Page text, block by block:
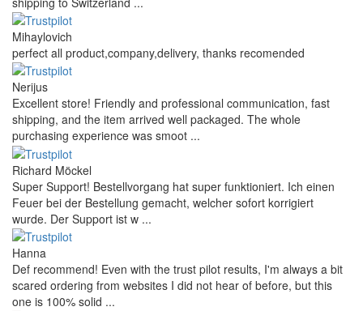
Mihaylovich
perfect all product,company,delivery, thanks recomended
Nerijus
Excellent store! Friendly and professional communication, fast
shipping, and the item arrived well packaged. The whole
purchasing experience was smoot ...
Richard Möckel
Super Support! Bestellvorgang hat super funktioniert. Ich einen
Feuer bei der Bestellung gemacht, welcher sofort korrigiert
wurde. Der Support ist w ...
Hanna
Def recommend! Even with the trust pilot results, I'm always a bit
scared ordering from websites I did not hear of before, but this
one is 100% solid ...